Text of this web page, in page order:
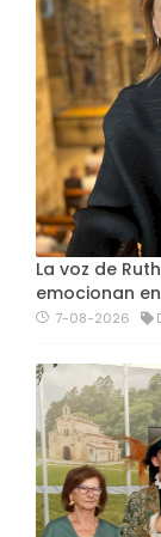
La voz de
emocionan
7-08-2026